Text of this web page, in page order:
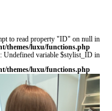
to read property "ID" on null in
themes/luxu/functions.php
: Undefined variable $stylist_ID in
themes/luxu/functions.php